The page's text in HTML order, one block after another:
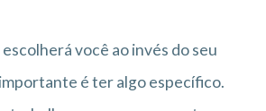
você ao invés do seu
é ter algo específico.